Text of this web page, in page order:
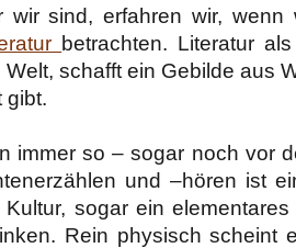
wir sind, erfahren wir,
betrachten. Literatur
schafft ein Gebilde aus
gibt.
immer so – sogar noch vor
und –hören ist
Kultur, sogar ein
Rein physisch scheint